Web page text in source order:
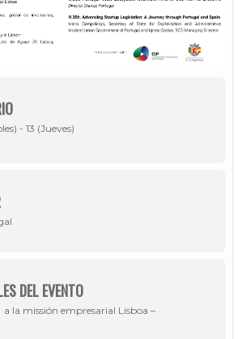
- 13 (Jueves)
DEL EVENTO
la missión empresarial Lisboa –